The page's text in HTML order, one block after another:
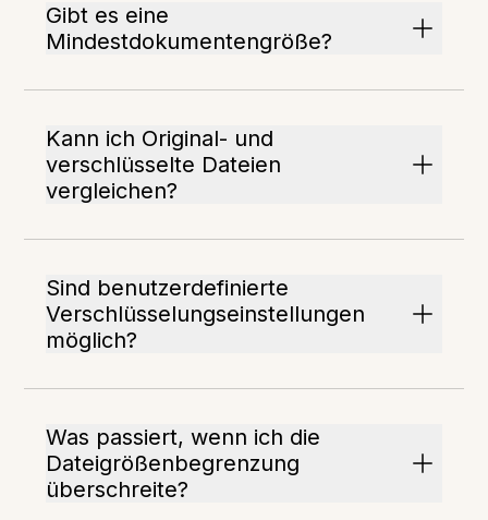
Gibt es eine
Mindestdokumentengröße?
Kann ich Original- und
verschlüsselte Dateien
vergleichen?
Sind benutzerdefinierte
Verschlüsselungseinstellungen
möglich?
Was passiert, wenn ich die
Dateigrößenbegrenzung
überschreite?